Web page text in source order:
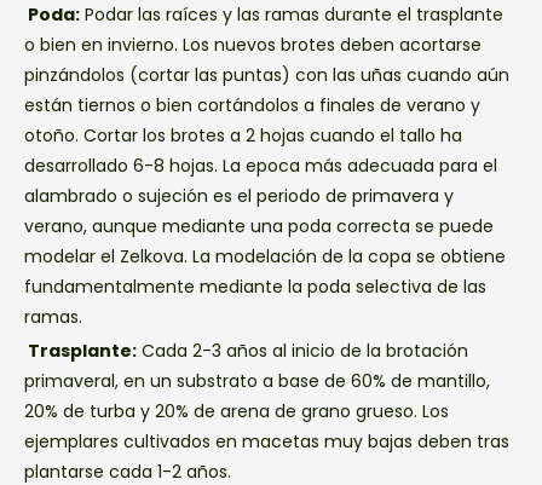
Poda: Podar las raíces y las ramas durante el trasplante
o bien en invierno. Los nuevos brotes deben acortarse
pinzándolos (cortar las puntas) con las uñas cuando aún
están tiernos o bien cortándolos a finales de verano y
otoño. Cortar los brotes a 2 hojas cuando el tallo ha
desarrollado 6-8 hojas. La epoca más adecuada para el
alambrado o sujeción es el periodo de primavera y
verano, aunque mediante una poda correcta se puede
modelar el Zelkova. La modelación de la copa se obtiene
fundamentalmente mediante la poda selectiva de las
ramas.
Trasplante: Cada 2-3 años al inicio de la brotación
primaveral, en un substrato a base de 60% de mantillo,
20% de turba y 20% de arena de grano grueso. Los
ejemplares cultivados en macetas muy bajas deben tras
plantarse cada 1-2 años.